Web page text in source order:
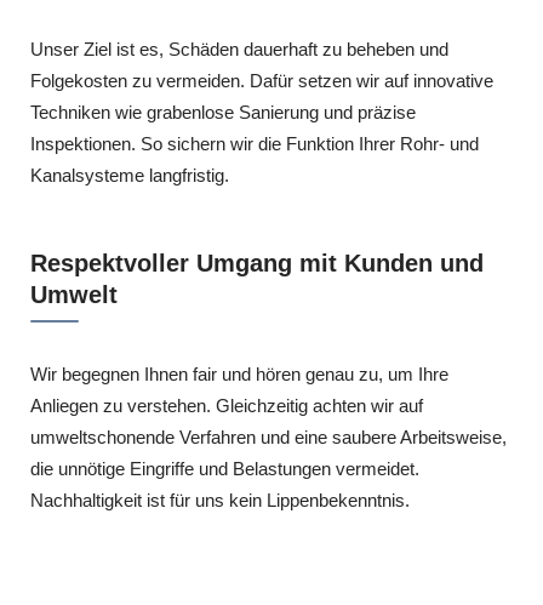
Respektvoller Umgang mit Kunden und
Umwelt
Wir begegnen Ihnen fair und hören genau zu, um Ihre
Anliegen zu verstehen. Gleichzeitig achten wir auf
umweltschonende Verfahren und eine saubere Arbeitsweise,
die unnötige Eingriffe und Belastungen vermeidet.
Nachhaltigkeit ist für uns kein Lippenbekenntnis.
Unser Ziel ist es, Schäden dauerhaft zu beheben und
Folgekosten zu vermeiden. Dafür setzen wir auf innovative
Techniken wie grabenlose Sanierung und präzise
Inspektionen. So sichern wir die Funktion Ihrer Rohr- und
Kanalsysteme langfristig.